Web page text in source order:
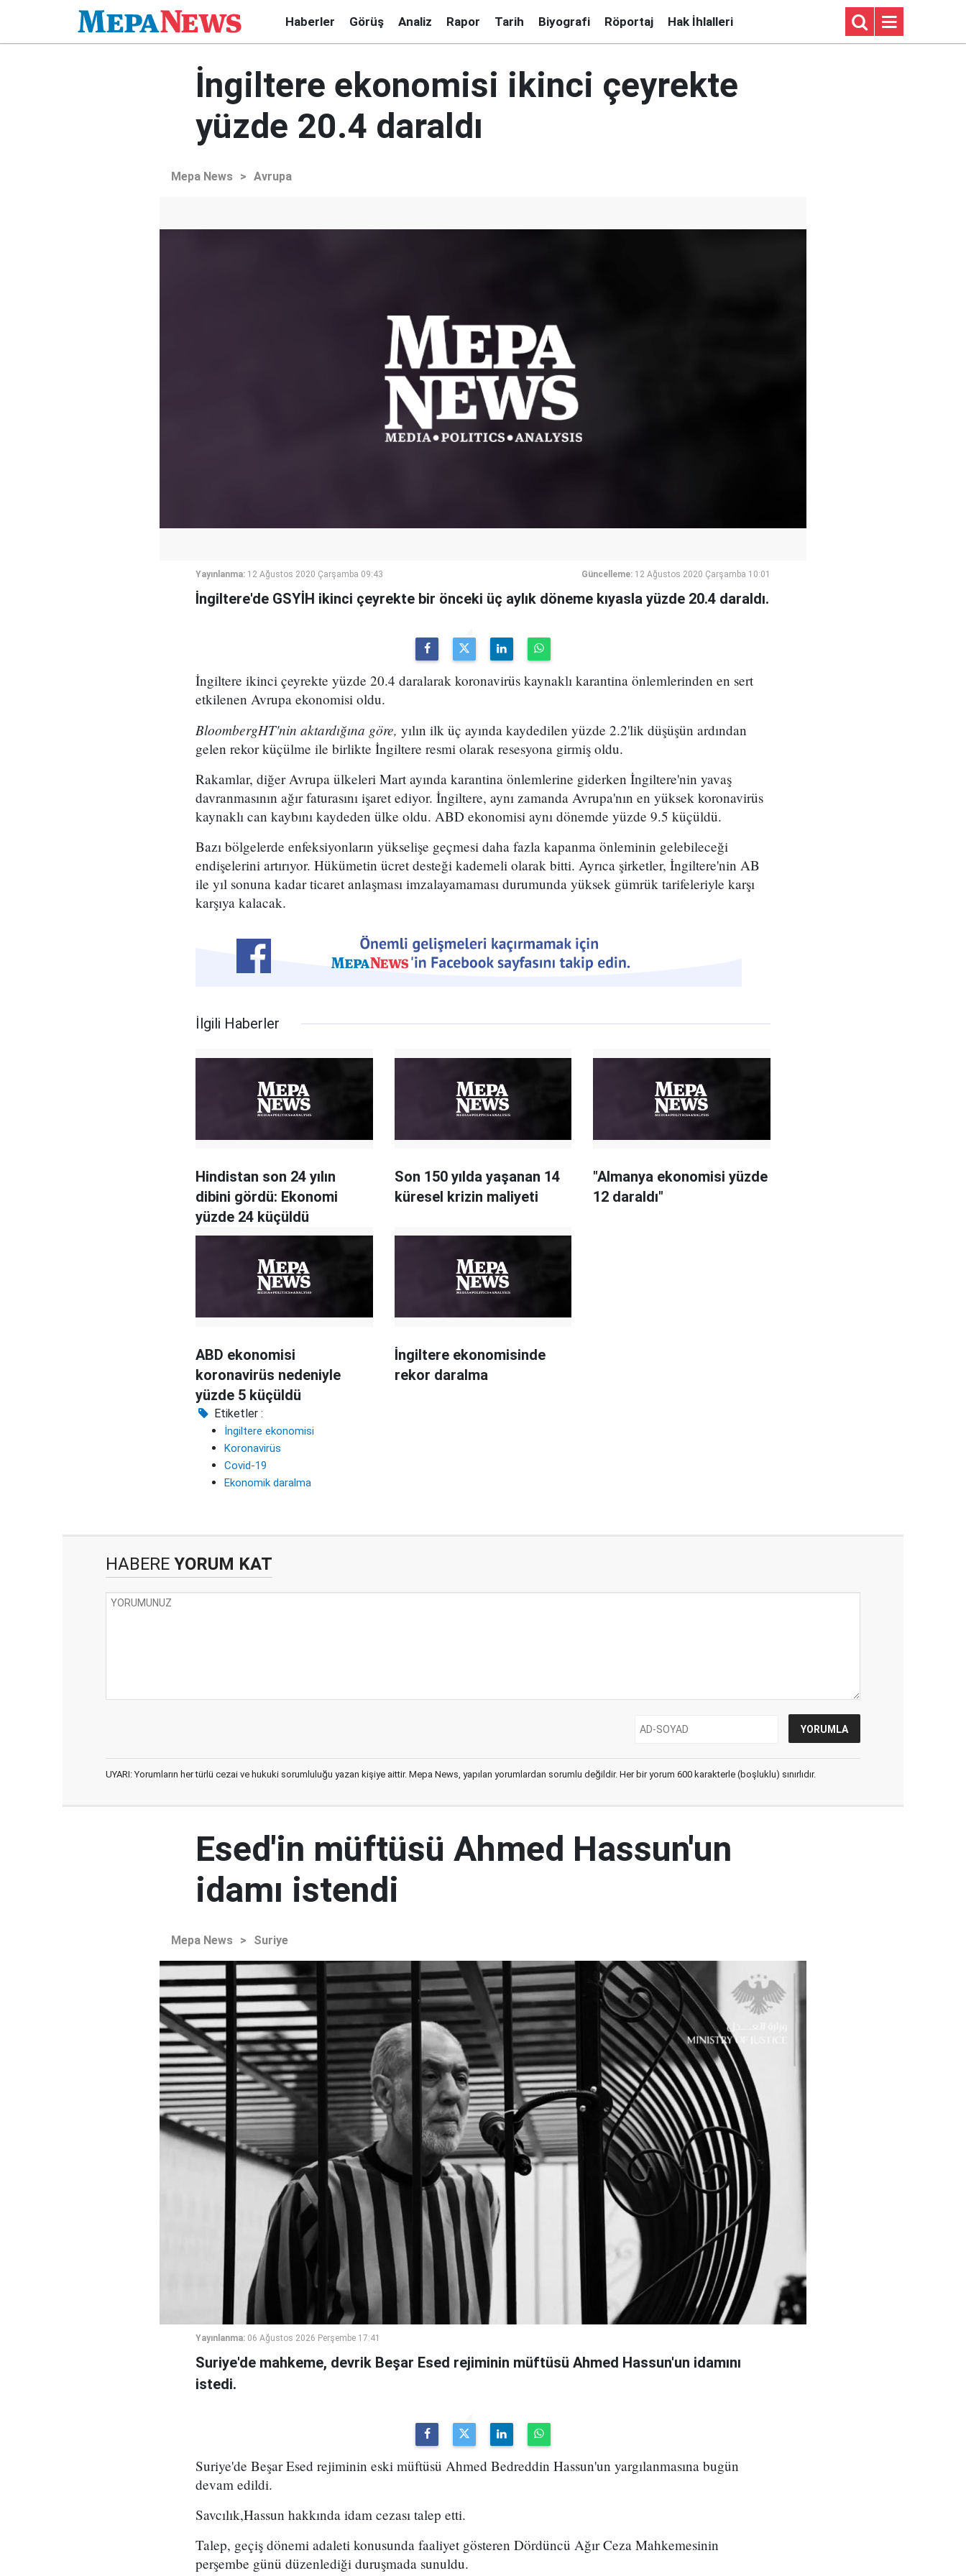
Haberler Görüş Analiz Rapor Tarih Biyografi Röportaj Hak İhlalleri
İngiltere ekonomisi ikinci çeyrekte
yüzde 20.4 daraldı
Mepa News > Avrupa
Yayınlanma: 12 Ağustos 2020 Çarşamba 09:43 Güncelleme: 12 Ağustos 2020 Çarşamba 10:01
İngiltere'de GSYİH ikinci çeyrekte bir önceki üç aylık döneme kıyasla yüzde 20.4 daraldı.
İngiltere ikinci çeyrekte yüzde 20.4 daralarak koronavirüs kaynaklı karantina önlemlerinden en sert
etkilenen Avrupa ekonomisi oldu.
BloombergHT'nin aktardığına göre, yılın ilk üç ayında kaydedilen yüzde 2.2'lik düşüşün ardından
gelen rekor küçülme ile birlikte İngiltere resmi olarak resesyona girmiş oldu.
Rakamlar, diğer Avrupa ülkeleri Mart ayında karantina önlemlerine giderken İngiltere'nin yavaş
davranmasının ağır faturasını işaret ediyor. İngiltere, aynı zamanda Avrupa'nın en yüksek koronavirüs
kaynaklı can kaybını kaydeden ülke oldu. ABD ekonomisi aynı dönemde yüzde 9.5 küçüldü.
Bazı bölgelerde enfeksiyonların yükselişe geçmesi daha fazla kapanma önleminin gelebileceği
endişelerini artırıyor. Hükümetin ücret desteği kademeli olarak bitti. Ayrıca şirketler, İngiltere'nin AB
ile yıl sonuna kadar ticaret anlaşması imzalayamaması durumunda yüksek gümrük tarifeleriyle karşı
karşıya kalacak.
İlgili Haberler
Hindistan son 24 yılın
dibini gördü: Ekonomi
yüzde 24 küçüldü
Son 150 yılda yaşanan 14
küresel krizin maliyeti
"Almanya ekonomisi yüzde
12 daraldı"
ABD ekonomisi
koronavirüs nedeniyle
yüzde 5 küçüldü
İngiltere ekonomisinde
rekor daralma
Etiketler :
İngiltere ekonomisi
Koronavirüs
Covid-19
Ekonomik daralma
HABERE YORUM KAT
UYARI: Yorumların her türlü cezai ve hukuki sorumluluğu yazan kişiye aittir. Mepa News, yapılan yorumlardan sorumlu değildir. Her bir yorum 600 karakterle (boşluklu) sınırlıdır.
Esed'in müftüsü Ahmed Hassun'un
idamı istendi
Mepa News > Suriye
Yayınlanma: 06 Ağustos 2026 Perşembe 17:41
Suriye'de mahkeme, devrik Beşar Esed rejiminin müftüsü Ahmed Hassun'un idamını
istedi.
Suriye'de Beşar Esed rejiminin eski müftüsü Ahmed Bedreddin Hassun'un yargılanmasına bugün
devam edildi.
Savcılık,Hassun hakkında idam cezası talep etti.
Talep, geçiş dönemi adaleti konusunda faaliyet gösteren Dördüncü Ağır Ceza Mahkemesinin
perşembe günü düzenlediği duruşmada sunuldu.